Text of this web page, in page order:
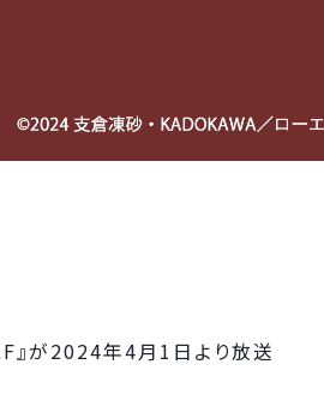
が2024年4月1日より放送